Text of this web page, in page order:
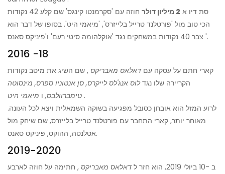
סת דיו א 2 מיליון דולר
חוזה עם 'סקרמנטו קינגס' שם קלע 42 נקודות
הכי טוב מול 'פורטלנד טרייל בלייזרס', 'מיאמי היט'. בסופו של דבר הוא
צבר 40 נקודות במשחקים נגד 'אוקלהומה סיטי רעם' ו'פיניקס סאנס '.
2016 -18
קארי חתם על עסקה עםדאלאס מאבריקס , שם השיג את מיטב נקודות
הקריירה שלו נגדלוס אנג'לס לייקרס, סן אנטוניו ספרס, מינסוטה
טימברוולבס,ו מיאמי היט
.
לרוע המזל הוא אובחן כסובל מפגיעה בשוקה השמאלית ויצא לכל העונה.
מאוחר יותר, קארי התחבר עם פורטלנד טרייל בלייזרס, שם שיחק מול
אטלנטה, ההוקס, פיניקס סאנס.
2019-2020
ב -10 ביולי 2019, הוא חזר ל דאלאס מאבריקס , חתימה על חוזה לארבע